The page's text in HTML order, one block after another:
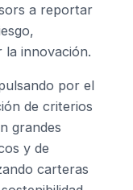
a reportar
la innovación.
por el
de criterios
grandes
y de
carteras